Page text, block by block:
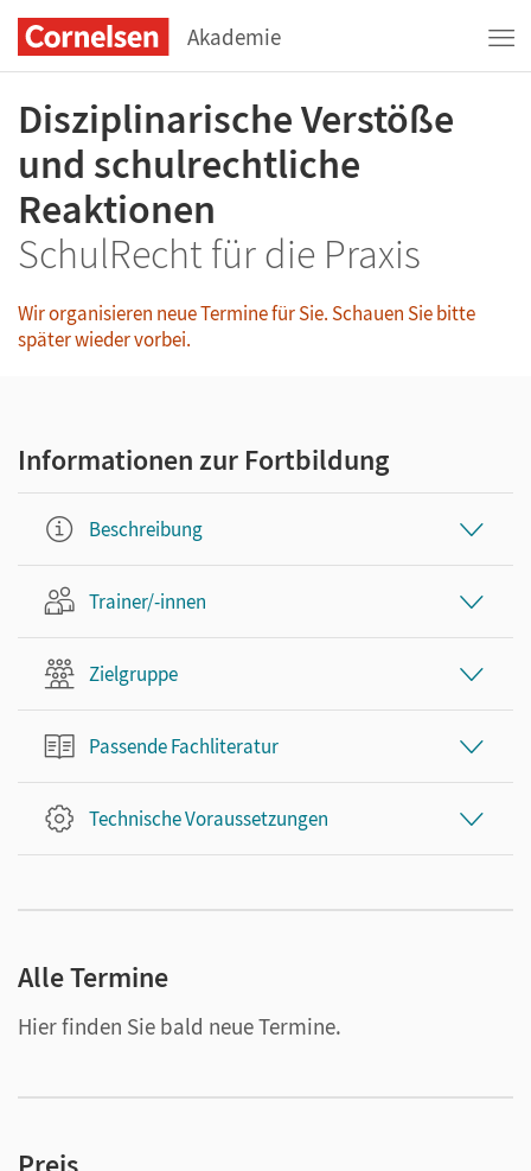
Akademie
Disziplinarische Verstöße
und schulrechtliche
Reaktionen
SchulRecht für die Praxis
Wir organisieren neue Termine für Sie. Schauen Sie bitte
später wieder vorbei.
Informationen zur Fortbildung
Beschreibung
Trainer/-innen
Zielgruppe
Passende Fachliteratur
Technische Voraussetzungen
Alle Termine
Hier finden Sie bald neue Termine.